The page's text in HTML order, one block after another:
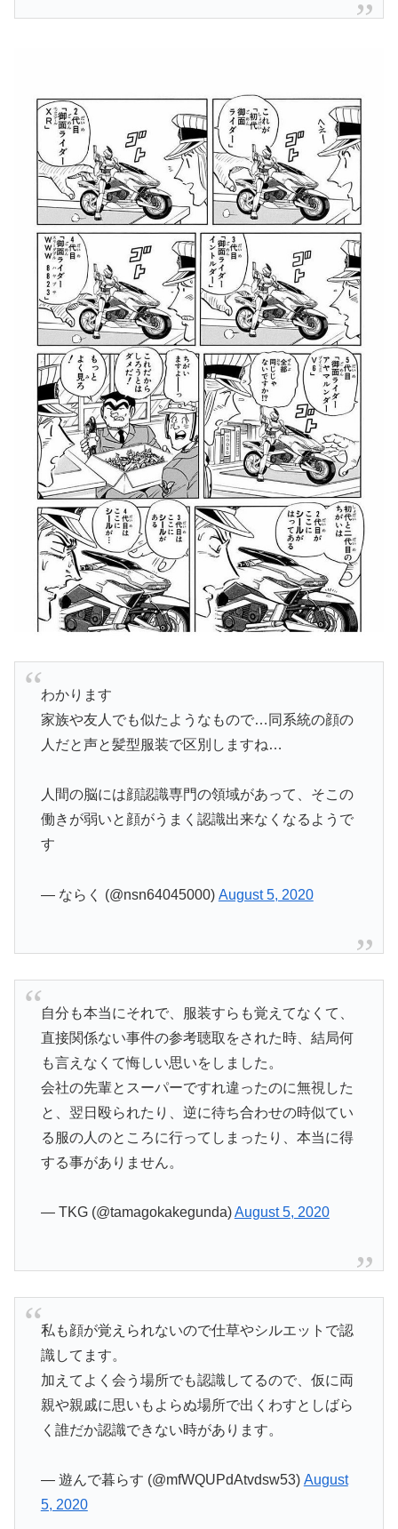
わかります
家族や友人でも似たようなもので…同系統の顔の
人だと声と髪型服装で区別しますね…
人間の脳には顔認識専門の領域があって、そこの
働きが弱いと顔がうまく認識出来なくなるようで
す
— ならく (@nsn64045000) August 5, 2020
自分も本当にそれで、服装すらも覚えてなくて、
直接関係ない事件の参考聴取をされた時、結局何
も言えなくて悔しい思いをしました。
会社の先輩とスーパーですれ違ったのに無視した
と、翌日殴られたり、逆に待ち合わせの時似てい
る服の人のところに行ってしまったり、本当に得
する事がありません。
— TKG (@tamagokakegunda)August 5, 2020
私も顔が覚えられないので仕草やシルエットで認
識してます。
加えてよく会う場所でも認識してるので、仮に両
親や親戚に思いもよらぬ場所で出くわすとしばら
く誰だか認識できない時があります。
— 遊んで暮らす (@mfWQUPdAtvdsw53) August
5, 2020